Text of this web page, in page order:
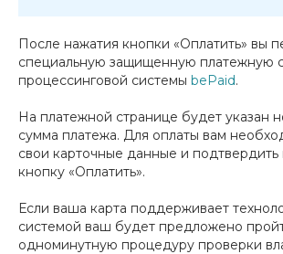
После нажатия кнопки «Оплатить» вы
специальную защищенную платежную
процессинговой системы bePaid.
На платежной странице будет указан
сумма платежа. Для оплаты вам
свои карточные данные и подтвердить
кнопку «Оплатить».
Если ваша карта поддерживает
системой ваш будет предложено
одноминутную процедуру проверки